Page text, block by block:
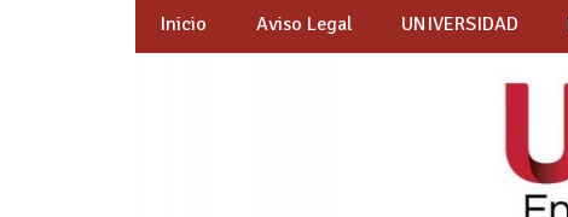
Inicio Aviso Legal UNIVERSIDAD